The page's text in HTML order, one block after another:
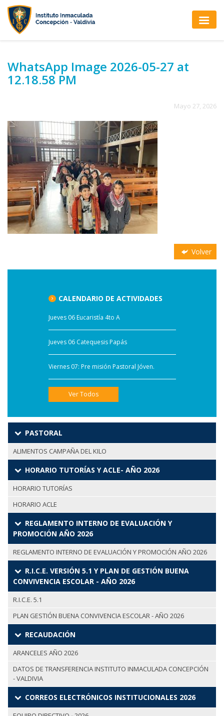
WhatsApp Image 2026-05-27 at
12.18.58 PM
Mayo 27, 2026
Volver
CALENDARIO DE ACTIVIDADES
Jueves 06 Eucaristía 4to A
Jueves 06 Catequesis Papás
Viernes 07: Pre misión Pastoral Jóven.
Ver Todos
PASTORAL
ALIMENTOS CAMPAÑA DEL KILO
HORARIO TUTORÍAS Y ACLE- AÑO 2026
HORARIO TUTORÍAS
HORARIO ACLE
REGLAMENTO INTERNO DE EVALUACIÓN Y
PROMOCIÓN AÑO 2026
REGLAMENTO INTERNO DE EVALUACIÓN Y PROMOCIÓN AÑO 2026
R.I.C.E. VERSIÓN 5.1 Y PLAN DE GESTIÓN BUENA
CONVIVENCIA ESCOLAR - AÑO 2026
R.I.C.E. 5.1
PLAN GESTIÓN BUENA CONVIVENCIA ESCOLAR - AÑO 2026
RECAUDACIÓN
ARANCELES AÑO 2026
DATOS DE TRANSFERENCIA INSTITUTO INMACULADA CONCEPCIÓN
- VALDIVIA
CORREOS ELECTRÓNICOS INSTITUCIONALES 2026